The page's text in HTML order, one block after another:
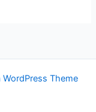
WordPress Theme